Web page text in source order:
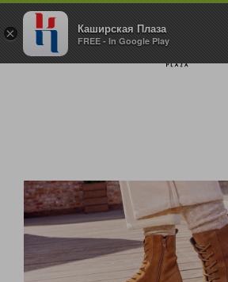
× Каширская Плаза
FREE - In Google Play